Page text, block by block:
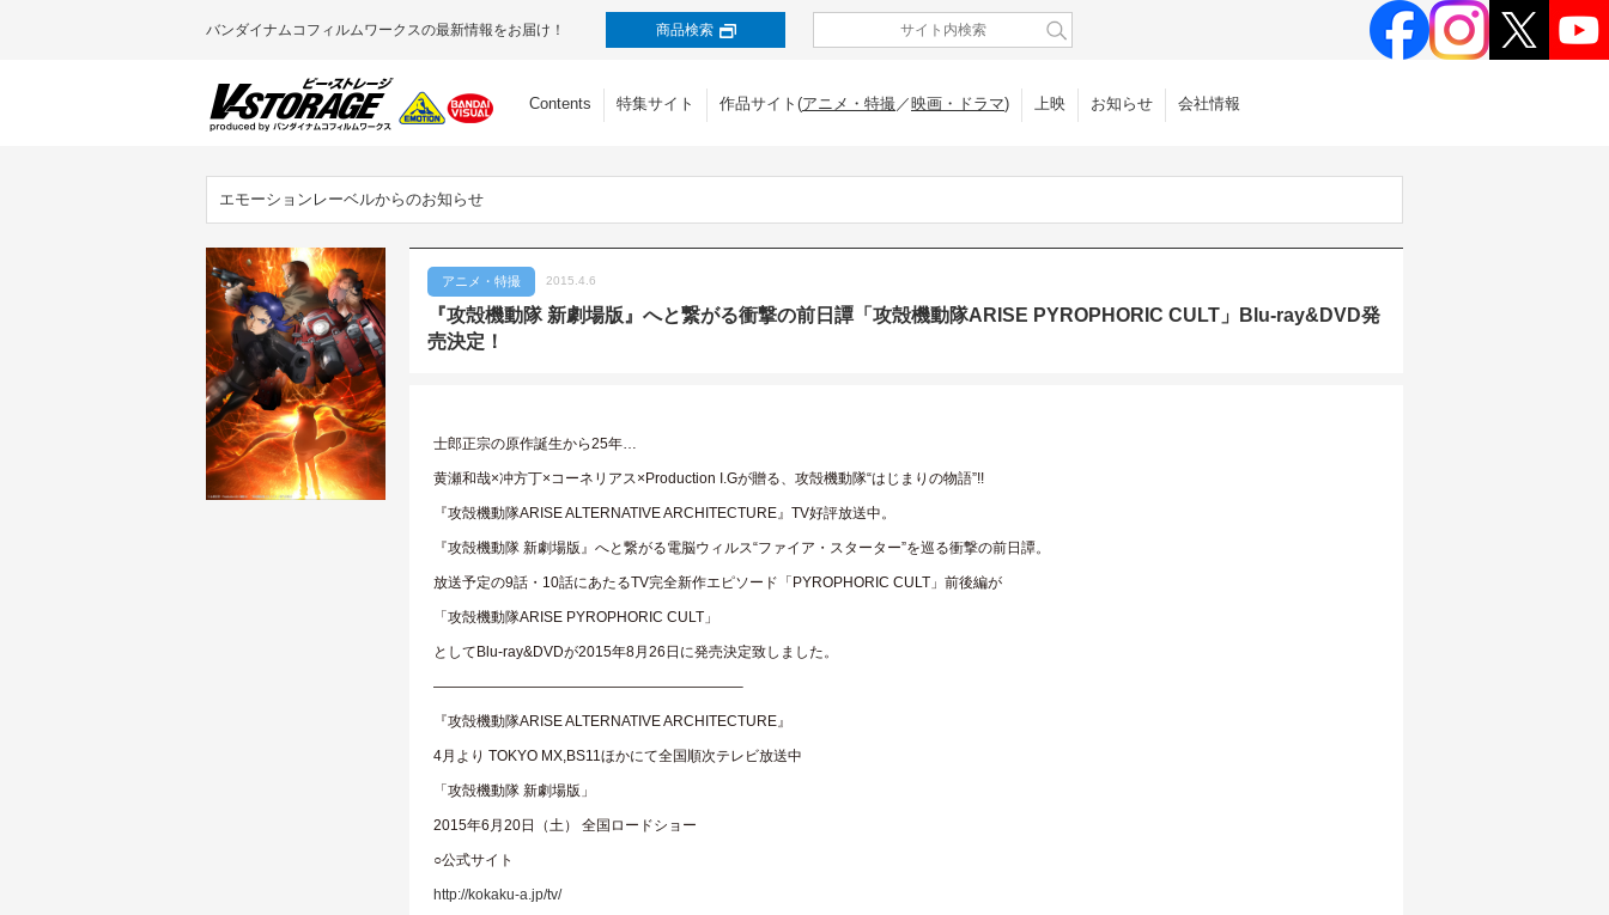
バンダイナムコフィルムワークスの最新情報をお届け！ 商品検索
Contents 特集サイト 作品サイト(アニメ・特撮／映画・ドラマ) 上映 お知らせ 会社情報
エモーションレーベルからのお知らせ
アニメ・特撮 2015.4.6
『攻殻機動隊 新劇場版』へと繋がる衝撃の前日譚「攻殻機動隊ARISE PYROPHORIC CULT」Blu-ray&DVD発
売決定！
士郎正宗の原作誕生から25年…
黄瀬和哉×冲方丁×コーネリアス×Production I.Gが贈る、攻殻機動隊“はじまりの物語”!!
『攻殻機動隊ARISE ALTERNATIVE ARCHITECTURE』TV好評放送中。
『攻殻機動隊 新劇場版』へと繋がる電脳ウィルス“ファイア・スターター”を巡る衝撃の前日譚。
放送予定の9話・10話にあたるTV完全新作エピソード「PYROPHORIC CULT」前後編が
「攻殻機動隊ARISE PYROPHORIC CULT」
としてBlu-ray&DVDが2015年8月26日に発売決定致しました。
—————————————————————–
『攻殻機動隊ARISE ALTERNATIVE ARCHITECTURE』
4月より TOKYO MX,BS11ほかにて全国順次テレビ放送中
「攻殻機動隊 新劇場版」
2015年6月20日（土） 全国ロードショー
○公式サイト
http://kokaku-a.jp/tv/